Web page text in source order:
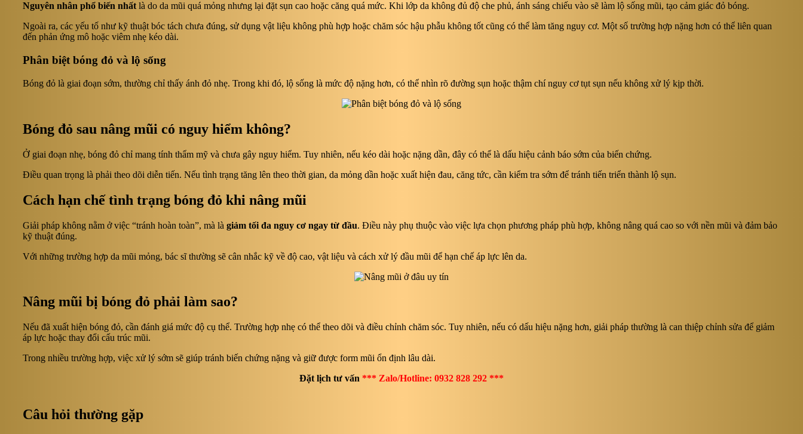
Nguyên nhân phổ biến nhấtlà do da mũi quá mỏng nhưng lại đặt sụn cao hoặc căng quá mức. Khi lớp da không đủ độ che phủ, ánh sáng chiếu vào sẽ làm lộ sống mũi, tạo cảm giác đỏ bóng.
Ngoài ra, các yếu tố như kỹ thuật bóc tách chưa đúng, sử dụng vật liệu không phù hợp hoặc chăm sóc hậu phẫu không tốt cũng có thể làm tăng nguy cơ. Một số trường hợp nặng hơn có thể liên quan
đến phản ứng mô hoặc viêm nhẹ kéo dài.
Phân biệt bóng đỏ và lộ sống
Bóng đỏ là giai đoạn sớm, thường chỉ thấy ánh đỏ nhẹ. Trong khi đó, lộ sống là mức độ nặng hơn, có thể nhìn rõ đường sụn hoặc thậm chí nguy cơ tụt sụn nếu không xử lý kịp thời.
Bóng đỏ sau nâng mũi có nguy hiểm không?
Ở giai đoạn nhẹ, bóng đỏ chỉ mang tính thẩm mỹ và chưa gây nguy hiểm. Tuy nhiên, nếu kéo dài hoặc nặng dần, đây có thể là dấu hiệu cảnh báo sớm của biến chứng.
Điều quan trọng là phải theo dõi diễn tiến. Nếu tình trạng tăng lên theo thời gian, da mỏng dần hoặc xuất hiện đau, căng tức, cần kiểm tra sớm để tránh tiến triển thành lộ sụn.
Cách hạn chế tình trạng bóng đỏ khi nâng mũi
Giải pháp không nằm ở việc “tránh hoàn toàn”, mà là giảm tối đa nguy cơ ngay từ đầu. Điều này phụ thuộc vào việc lựa chọn phương pháp phù hợp, không nâng quá cao so với nền mũi và đảm bảo
kỹ thuật đúng.
Với những trường hợp da mũi mỏng, bác sĩ thường sẽ cân nhắc kỹ về độ cao, vật liệu và cách xử lý đầu mũi để hạn chế áp lực lên da.
Nâng mũi bị bóng đỏ phải làm sao?
Nếu đã xuất hiện bóng đỏ, cần đánh giá mức độ cụ thể. Trường hợp nhẹ có thể theo dõi và điều chỉnh chăm sóc. Tuy nhiên, nếu có dấu hiệu nặng hơn, giải pháp thường là can thiệp chỉnh sửa để giảm
áp lực hoặc thay đổi cấu trúc mũi.
Trong nhiều trường hợp, việc xử lý sớm sẽ giúp tránh biến chứng nặng và giữ được form mũi ổn định lâu dài.
Đặt lịch tư vấn *** Zalo/Hotline: 0932 828 292 ***
Câu hỏi thường gặp